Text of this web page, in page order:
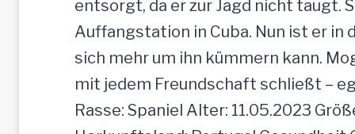
e
e
i
n
f
entsorgt, da er zur Jagd nicht taugt.
Auffangstation in Cuba. Nun ist er in
sich mehr um ihn kümmern kann.
mit jedem Freundschaft schließt –
Rasse: Spaniel Alter: 11.05.2023